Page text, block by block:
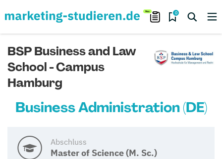
0
BSP Business and Law
School - Campus
Hamburg
Business Administration (DE)
Abschluss
Master of Science (M. Sc.)